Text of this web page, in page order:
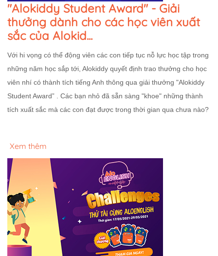
"Alokiddy Student Award" - Giải
thưởng dành cho các học viên xuất
sắc của Alokid...
Với hi vọng có thể động viên các con tiếp tục nỗ lực học tập trong
những năm học sắp tới, Alokiddy quyết định trao thưởng cho học
viên nhí có thành tích tiếng Anh thông qua giải thưởng "Alokiddy
Student Award” . Các bạn nhỏ đã sẵn sàng "khoe" những thành
tích xuất sắc mà các con đạt được trong thời gian qua chưa nào?
Xem thêm